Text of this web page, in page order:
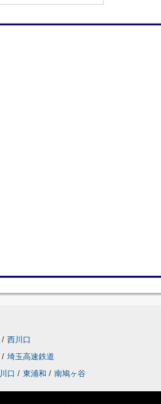
/ 西川口
/ 埼玉高速鉄道
川口 / 東浦和 / 南鳩ヶ谷